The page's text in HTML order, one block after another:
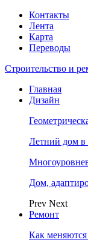
Контакты
Лента
Карта
Переводы
Строительство и
Главная
Дизайн
Летний дом в
Дом,
Prev Next
Ремонт
Как